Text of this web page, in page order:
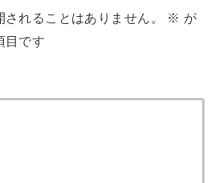
れることはありません。 ※ が
目です